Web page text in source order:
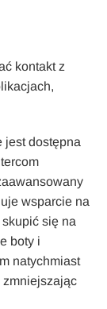
kontakt z
jest dostępna
wsparcie na
się na
boty i
natychmiast
zmniejszając